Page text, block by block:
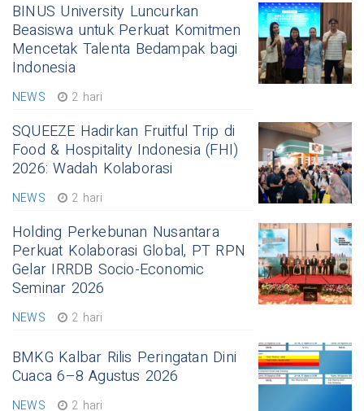
BINUS University Luncurkan
Beasiswa untuk Perkuat Komitmen
Mencetak Talenta Bedampak bagi
Indonesia
NEWS 2 hari
SQUEEZE Hadirkan Fruitful Trip di
Food & Hospitality Indonesia (FHI)
2026: Wadah Kolaborasi
NEWS 2 hari
Holding Perkebunan Nusantara
Perkuat Kolaborasi Global, PT RPN
Gelar IRRDB Socio-Economic
Seminar 2026
NEWS 2 hari
BMKG Kalbar Rilis Peringatan Dini
Cuaca 6–8 Agustus 2026
NEWS 2 hari